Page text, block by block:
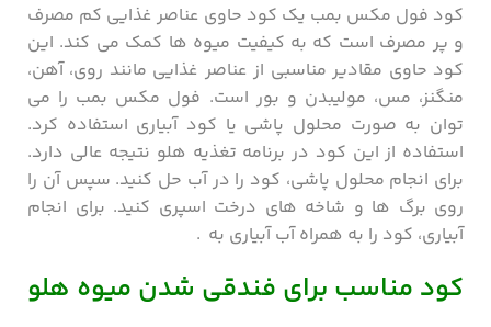
کود فول مکس بمب یک کود حاوی عناصر غذایی کم مصرف
و پر مصرف است که به کیفیت میوه ها کمک می کند. این
کود حاوی مقادیر مناسبی از عناصر غذایی مانند روی، آهن،
منگنز، مس، مولیبدن و بور است. فول مکس بمب را می
توان به صورت محلول پاشی یا کود آبیاری استفاده کرد.
استفاده از این کود در برنامه تغذیه هلو نتیجه عالی دارد.
برای انجام محلول پاشی، کود را در آب حل کنید. سپس آن را
روی برگ ها و شاخه های درخت اسپری کنید. برای انجام
آبیاری، کود را به همراه آب آبیاری به .
کود مناسب برای فندقی شدن میوه هلو